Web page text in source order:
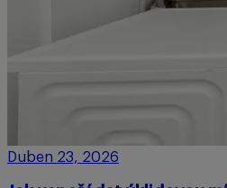
Duben 23, 2026